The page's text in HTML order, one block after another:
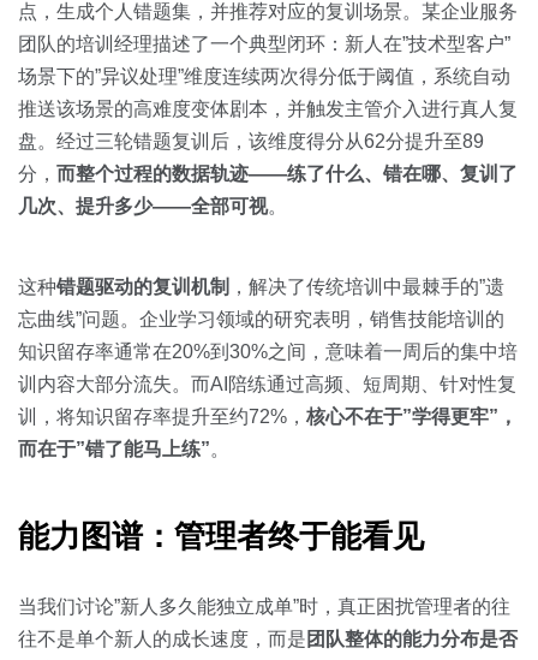
点，生成个人错题集，并推荐对应的复训场景。某企业服务
团队的培训经理描述了一个典型闭环：新人在”技术型客户”
场景下的”异议处理”维度连续两次得分低于阈值，系统自动
推送该场景的高难度变体剧本，并触发主管介入进行真人复
盘。经过三轮错题复训后，该维度得分从62分提升至89
分， 而整个过程的数据轨迹——练了什么、错在哪、复训了
几次、提升多少——全部可视。
这种错题驱动的复训机制 ，解决了传统培训中最棘手的”遗
忘曲线”问题。企业学习领域的研究表明，销售技能培训的
知识留存率通常在20%到30%之间，意味着一周后的集中培
训内容大部分流失。而AI陪练通过高频、短周期、针对性复
训，将知识留存率提升至约72%， 核心不在于”学得更牢”，
而在于”错了能马上练”。
能力图谱：管理者终于能看见
当我们讨论”新人多久能独立成单”时，真正困扰管理者的往
往不是单个新人的成长速度，而是 团队整体的能力分布是否